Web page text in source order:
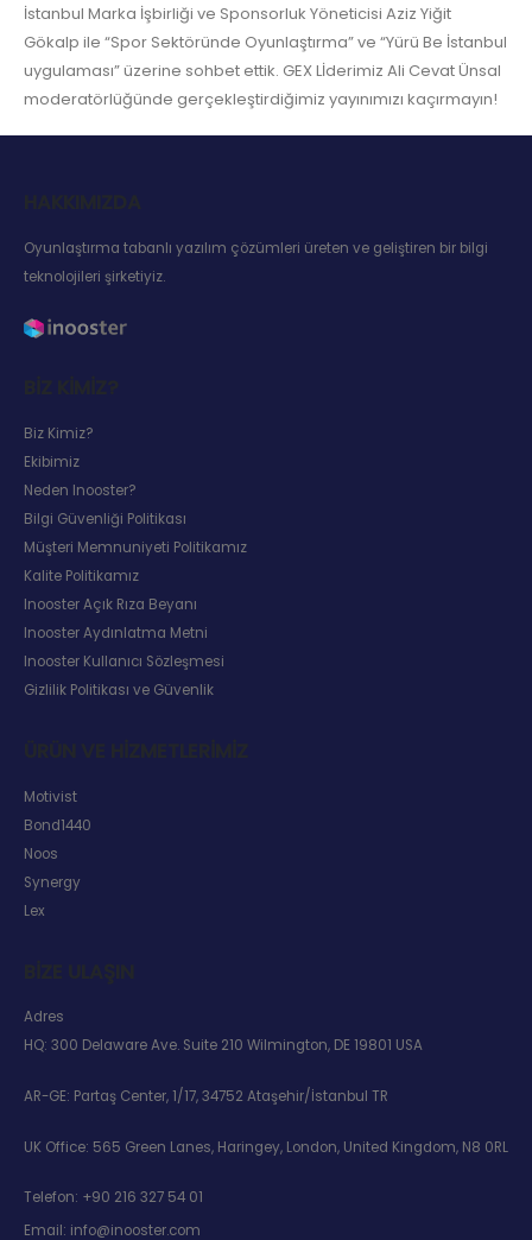
EMBED
İstanbul Marka İşbirliği ve Sponsorluk Yöneticisi Aziz Yiğit
Gökalp ile “Spor Sektöründe Oyunlaştırma” ve “Yürü Be İstanbul
uygulaması” üzerine sohbet ettik. GEX Lİderimiz Ali Cevat Ünsal
moderatörlüğünde gerçekleştirdiğimiz yayınımızı kaçırmayın!
HAKKIMIZDA
Oyunlaştırma tabanlı yazılım çözümleri üreten ve geliştiren bir bilgi
teknolojileri şirketiyiz.
BIZ KIMIZ?
Biz Kimiz?
Ekibimiz
Neden Inooster?
Bilgi Güvenliği Politikası
Müşteri Memnuniyeti Politikamız
Kalite Politikamız
Inooster Açık Rıza Beyanı
Inooster Aydınlatma Metni
Inooster Kullanıcı Sözleşmesi
Gizlilik Politikası ve Güvenlik
ÜRÜN VE HIZMETLERIMIZ
Motivist
Bond1440
Noos
Synergy
Lex
BIZE ULAŞIN
Adres
HQ: 300 Delaware Ave. Suite 210 Wilmington, DE 19801 USA
AR-GE: Partaş Center, 1/17, 34752 Ataşehir/İstanbul TR
UK Office: 565 Green Lanes, Haringey, London, United Kingdom, N8 0RL
Telefon: +90 216 327 54 01
Email: info@inooster.com